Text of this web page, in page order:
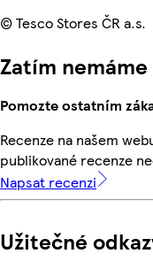
© Tesco Stores ČR a.s.
Zatím
Pomozte ostatním
Recenze na našem
publikované recenze
Napsat recenzi
Užitečné